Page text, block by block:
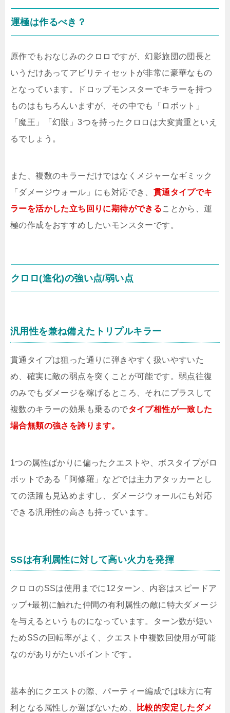
運極は作るべき？
原作でもおなじみのクロロですが、幻影旅団の団長と
いうだけあってアビリティセットが非常に豪華なもの
となっています。ドロップモンスターでキラーを持つ
ものはもちろんいますが、その中でも「ロボット」
「魔王」「幻獣」3つを持ったクロロは大変貴重といえ
るでしょう。
また、複数のキラーだけではなくメジャーなギミック
「ダメージウォール」にも対応でき、 貫通タイプでキ
ラーを活かした立ち回りに期待ができることから、運
極の作成をおすすめしたいモンスターです。
クロロ(進化)の強い点/弱い点
汎用性を兼ね備えたトリプルキラー
貫通タイプは狙った通りに弾きやすく扱いやすいた
め、確実に敵の弱点を突くことが可能です。弱点往復
のみでもダメージを稼げるところ、それにプラスして
複数のキラーの効果も乗るのでタイプ相性が一致した
場合無類の強さを誇ります。
1つの属性ばかりに偏ったクエストや、ボスタイプがロ
ボットである「阿修羅」などでは主力アタッカーとし
ての活躍も見込めますし、ダメージウォールにも対応
できる汎用性の高さも持っています。
SSは有利属性に対して高い火力を発揮
クロロのSSは使用までに12ターン、内容はスピードア
ップ+最初に触れた仲間の有利属性の敵に特大ダメージ
を与えるというものになっています。ターン数が短い
ためSSの回転率がよく、クエスト中複数回使用が可能
なのがありがたいポイントです。
基本的にクエストの際、パーティー編成では味方に有
利となる属性しか選ばないため、
比較的安定したダメ